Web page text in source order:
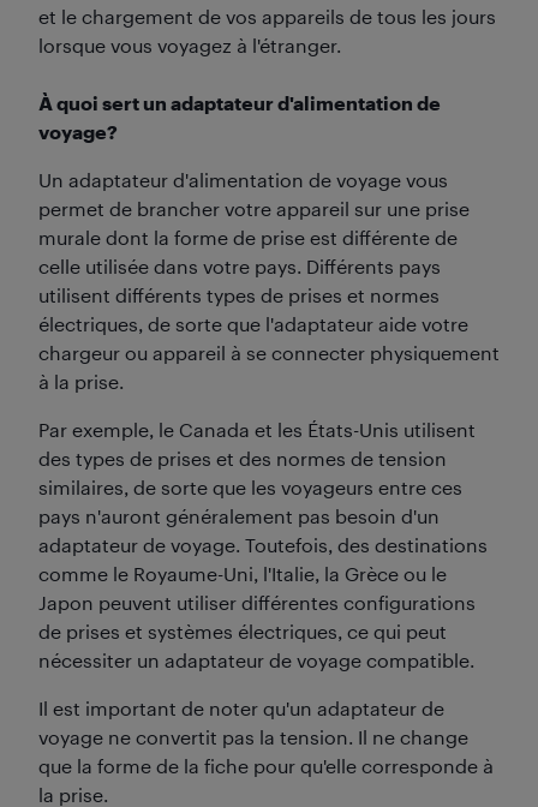
et le chargement de vos appareils de tous les jours
lorsque vous voyagez à l'étranger.
À quoi sert un adaptateur d'alimentation de
voyage?
Un adaptateur d'alimentation de voyage vous
permet de brancher votre appareil sur une prise
murale dont la forme de prise est différente de
celle utilisée dans votre pays. Différents pays
utilisent différents types de prises et normes
électriques, de sorte que l'adaptateur aide votre
chargeur ou appareil à se connecter physiquement
à la prise.
Par exemple, le Canada et les États-Unis utilisent
des types de prises et des normes de tension
similaires, de sorte que les voyageurs entre ces
pays n'auront généralement pas besoin d'un
adaptateur de voyage. Toutefois, des destinations
comme le Royaume-Uni, l'Italie, la Grèce ou le
Japon peuvent utiliser différentes configurations
de prises et systèmes électriques, ce qui peut
nécessiter un adaptateur de voyage compatible.
Il est important de noter qu'un adaptateur de
voyage ne convertit pas la tension. Il ne change
que la forme de la fiche pour qu'elle corresponde à
la prise.